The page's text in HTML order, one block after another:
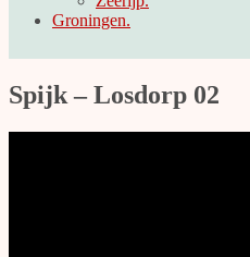
Groningen.
Spijk – Losdorp 02